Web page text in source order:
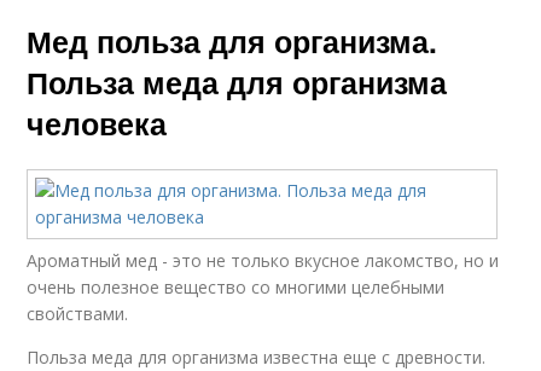
Мед польза для организма.
Польза меда для организма
человека
Ароматный мед - это не только вкусное лакомство, но и
очень полезное вещество со многими целебными
свойствами.
Польза меда для организма известна еще с древности.